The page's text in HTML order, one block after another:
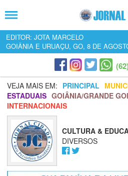
EDITOR: JOTA MARCELO
GOIÂNIA E URUAÇU, GO, 8 DE
VEJA MAIS EM: PRINCIPAL
ESTADUAIS GOIÂNIA/GRANDE
INTERNACIONAIS
CULTURA &
DIVERSOS